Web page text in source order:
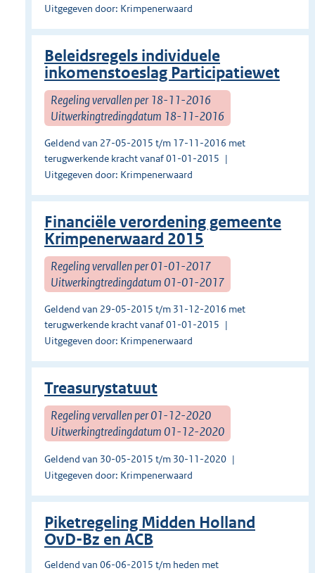
Uitgegeven door: Krimpenerwaard
Beleidsregels individuele
inkomenstoeslag Participatiewet
Regeling vervallen per 18-11-2016
Uitwerkingtredingdatum 18-11-2016
Geldend van 27-05-2015 t/m 17-11-2016 met
terugwerkende kracht vanaf 01-01-2015
Uitgegeven door: Krimpenerwaard
Financiële verordening gemeente
Krimpenerwaard 2015
Regeling vervallen per 01-01-2017
Uitwerkingtredingdatum 01-01-2017
Geldend van 29-05-2015 t/m 31-12-2016 met
terugwerkende kracht vanaf 01-01-2015
Uitgegeven door: Krimpenerwaard
Treasurystatuut
Regeling vervallen per 01-12-2020
Uitwerkingtredingdatum 01-12-2020
Geldend van 30-05-2015 t/m 30-11-2020
Uitgegeven door: Krimpenerwaard
Piketregeling Midden Holland
OvD-Bz en ACB
Geldend van 06-06-2015 t/m heden met